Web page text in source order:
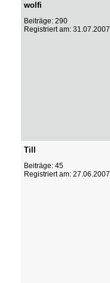
wolfi
Beiträge: 290
Registriert am: 31.07.2007
Till
Beiträge: 45
Registriert am: 27.06.2007